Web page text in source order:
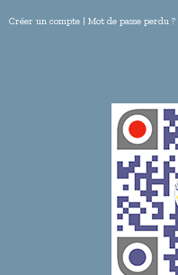
Créer un compte | Mot de passe perdu ?